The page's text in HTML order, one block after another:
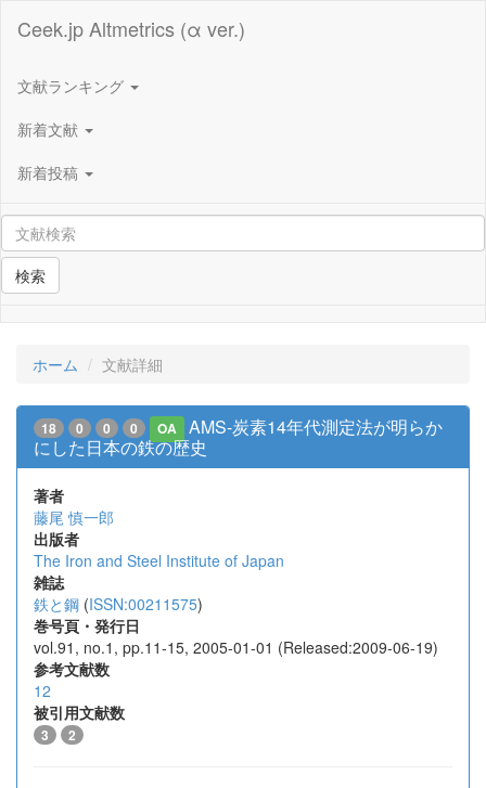
Ceek.jp Altmetrics (α ver.)
文献ランキング
新着文献
新着投稿
検索
ホーム 文献詳細
18 0 0 0 OA
AMS-炭素14年代測定法が明らか
にした日本の鉄の歴史
著者
藤尾 慎一郎
出版者
The Iron and Steel Institute of Japan
雑誌
鉄と鋼 (ISSN:00211575)
巻号頁・発行日
vol.91, no.1, pp.11-15, 2005-01-01 (Released:2009-06-19)
参考文献数
12
被引用文献数
3 2